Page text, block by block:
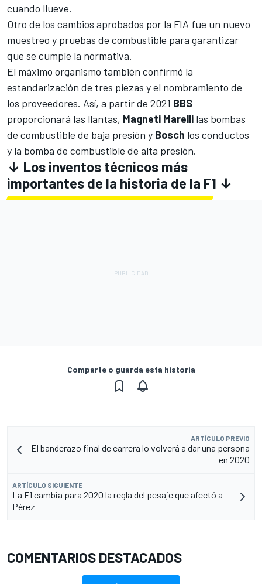
cuando llueve.
Otro de los cambios aprobados por la FIA fue un nuevo
muestreo y pruebas de combustible para garantizar
que se cumple la normativa.
El máximo organismo también confirmó la
estandarización de tres piezas y el nombramiento de
los proveedores. Así, a partir de 2021 BBS
proporcionará las llantas, Magneti Marelli las bombas
de combustible de baja presión y Bosch los conductos
y la bomba de combustible de alta presión.
↓ Los inventos técnicos más
importantes de la historia de la F1 ↓
Comparte o guarda esta historia
ARTÍCULO PREVIO
El banderazo final de carrera lo volverá a dar una persona
en 2020
ARTÍCULO SIGUIENTE
La F1 cambia para 2020 la regla del pesaje que afectó a
Pérez
COMENTARIOS DESTACADOS